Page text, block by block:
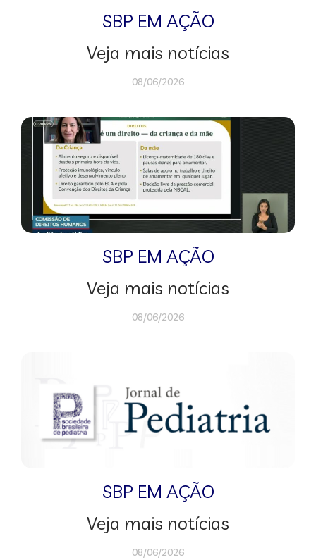
SBP EM AÇÃO
Veja mais notícias
08/06/2026
SBP EM AÇÃO
Veja mais notícias
08/06/2026
SBP EM AÇÃO
Veja mais notícias
08/06/2026